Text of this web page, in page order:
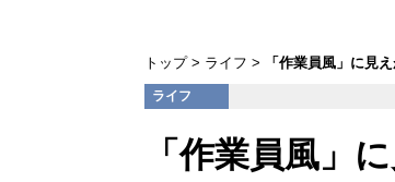
トップ ライフ 「作業員風」に見
ライフ
「作業員風」